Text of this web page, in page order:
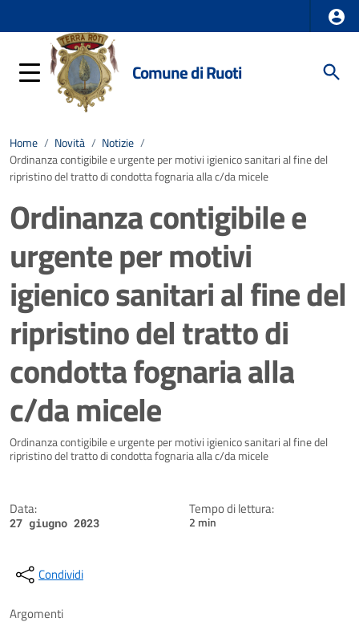
Comune di Ruoti
Home / Novità / Notizie /
Ordinanza contigibile e urgente per motivi igienico sanitari al fine del
ripristino del tratto di condotta fognaria alla c/da micele
Ordinanza contigibile e
urgente per motivi
igienico sanitari al fine del
ripristino del tratto di
condotta fognaria alla
c/da micele
Dettagli della notizia
Ordinanza contigibile e urgente per motivi igienico sanitari al fine del
ripristino del tratto di condotta fognaria alla c/da micele
Data:
27 giugno 2023
Tempo di lettura:
2 min
Condividi
Argomenti